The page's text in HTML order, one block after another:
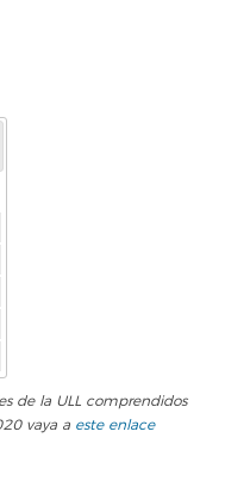
de la ULL comprendidos
vaya a este enlace